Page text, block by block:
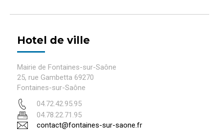
Hotel de ville
Mairie de Fontaines-sur-Saône
25, rue Gambetta 69270
Fontaines-sur-Saône
04.72.42.95.95
04.78.22.71.95
contact@fontaines-sur-saone.fr